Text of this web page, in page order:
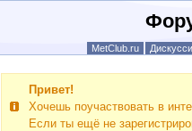
MetClub.ru
Привет!
Хочешь поучаствовать в
Если ты ещё не